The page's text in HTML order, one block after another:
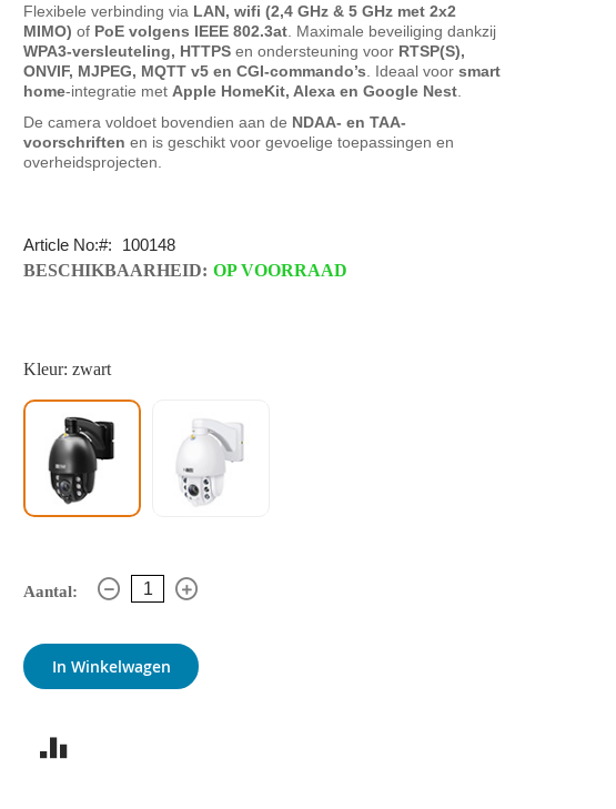
Flexibele verbinding via LAN, wifi (2,4 GHz & 5 GHz met 2x2
MIMO) of PoE volgens IEEE 802.3at . Maximale beveiliging dankzij
WPA3-versleuteling, HTTPS en ondersteuning voor RTSP(S),
ONVIF, MJPEG, MQTT v5 en CGI-commando’s . Ideaal voor smart
home-integratie met Apple HomeKit, Alexa en Google Nest
De camera voldoet bovendien aan de NDAA- en TAA-
voorschriften en is geschikt voor gevoelige toepassingen en
overheidsprojecten.
Article No:
100148
BESCHIKBAARHEID: OP VOORRAAD
Kleur: zwart
Aantal:
In Winkelwagen